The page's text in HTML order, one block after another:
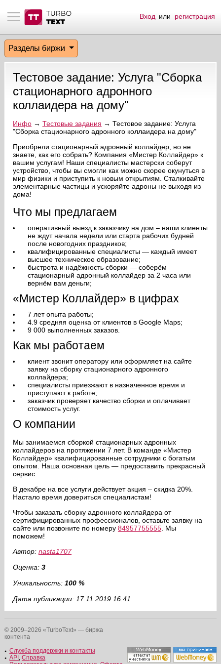
материалы
биржи
эфир
на сайте
пользователей
сообщения
по форуму
Вход или регистрация
Разделы биржи
Тестовое задание: Услуга "Сборка
стационарного адронного
коллаидера на дому"
Инфо→ Тестовые задания → Тестовое задание: Услуга
"Сборка стационарного адронного коллаидера на дому"
Приобрели стационарный адронный коллайдер, но не
знаете, как его собрать? Компания «Мистер Коллайдер» к
вашим услугам! Наши специалисты мастерски соберут
устройство, чтобы вы смогли как можно скорее окунуться в
мир физики и приступить к новым открытиям. Сталкивайте
элементарные частицы и ускоряйте адроны не выходя из
дома!
Что мы предлагаем
оперативный выезд к заказчику на дом – наши клиенты
не ждут начала недели или старта рабочих будней
после новогодних праздников;
квалифицированные специалисты — каждый имеет
высшее техническое образование;
быстрота и надёжность сборки — соберём
стационарный адронный коллайдер за 2 часа или
вернём вам деньги;
«Мистер Коллайдер» в цифрах
7 лет опыта работы;
4.9 средняя оценка от клиентов в Google Maps;
9 000 выполненных заказов.
Как мы работаем
клиент звонит оператору или оформляет на сайте
заявку на сборку стационарного адронного
коллайдера;
специалисты приезжают в назначенное время и
приступают к работе;
заказчик проверяет качество сборки и оплачивает
стоимость услуг.
О компании
Мы занимаемся сборкой стационарных адронных
коллайдеров на протяжении 7 лет. В команде «Мистер
Коллайдер» квалифицированные сотрудники с богатым
опытом. Наша основная цель — предоставить прекрасный
сервис.
В декабре на все услуги действует акция – скидка 20%.
Настало время довериться специалистам!
Чтобы заказать сборку адронного коллайдера от
сертифицированных профессионалов, оставьте заявку на
сайте или позвоните по номеру 84957755555. Мы
поможем!
Автор: nasta1707
Оценка: 3
Уникальность: 100 %
Дата публикации: 17.11.2019 16:41
© 2009–2026 «TurboText» — биржа
контента
Служба поддержки и контакты
API , Справка